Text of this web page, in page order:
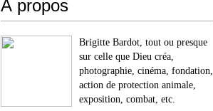
À propos
Brigitte Bardot, tout ou presque
sur celle que Dieu créa,
photographie, cinéma, fondation,
action de protection animale,
exposition, combat, etc.